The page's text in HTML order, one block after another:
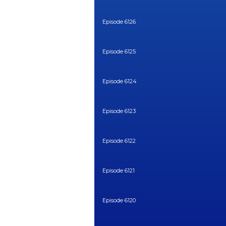
Episode 6126
Episode 6125
Episode 6124
Episode 6123
Episode 6122
Episode 6121
Episode 6120